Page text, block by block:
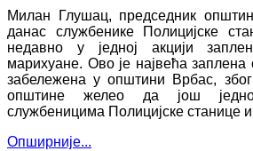
Милан Глушац, председник
данас службенике Полицијске
недавно у једној акцији
марихуане. Ово је највећа заплена
забележена у општини Врбас,
општине желео да још
службеницима Полицијске станице
Опширније...